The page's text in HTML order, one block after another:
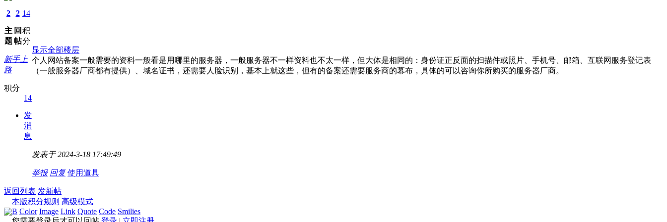
2
主
题
2
回
帖
14
积
分
新手上
路
积分
14
发
消
息
显示全部楼层
个人网站备案一般需要的资料一般看是用哪里的服务器，一般服务器不一样资料也不太一样，但大体是相同的：身份证正反面的扫描件或照片、手机号、邮箱、互联网服务登记表
（一般服务器厂商都有提供）、域名证书，还需要人脸识别，基本上就这些，但有的备案还需要服务商的幕布，具体的可以咨询你所购买的服务器厂商。
发表于 2024-3-18 17:49:49
举报 回复 使用道具
返回列表 发新帖
本版积分规则 高级模式
B Color Image Link Quote Code Smilies